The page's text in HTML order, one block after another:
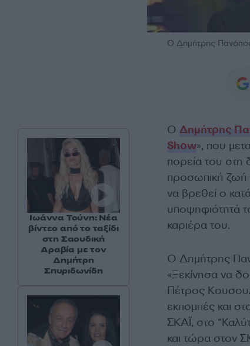
Ο Δημήτρης
Ο Δημήτρης
Show», που
πορεία του στη
προσωπική ζωή
να βρεθεί ο
υποψηφιότητά
καριέρα του.
Ο Δημήτρης
«Ξεκίνησα να
Πέτρος
εκπομπές και
ΣΚΑΪ, στο
και τώρα στον
Ιωάννα Τούνη: Νέα
βίντεο από το ταξίδι
στη Σαουδική
Αραβία με τον
Δημήτρη
Σπυριδωνίδη